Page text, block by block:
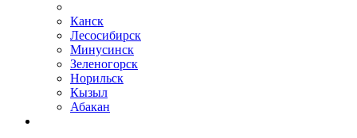
Канск
Лесосибирск
Минусинск
Зеленогорск
Норильск
Кызыл
Абакан